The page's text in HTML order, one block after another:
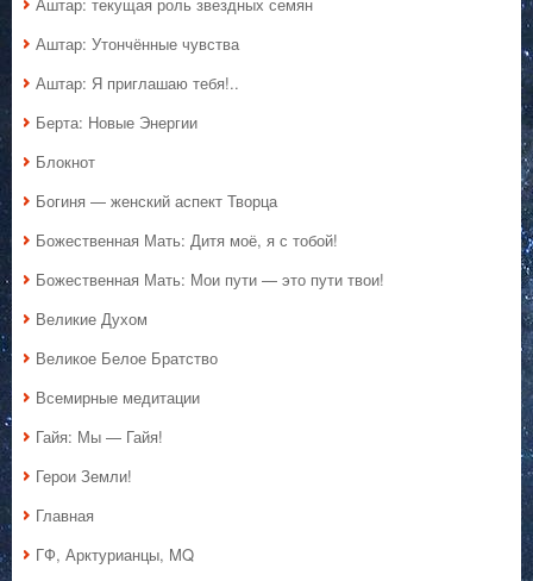
Аштар: Утончённые чувства
Аштар: Я приглашаю тебя!..
Берта: Новые Энергии
Блокнот
Богиня — женский аспект Творца
Божественная Мать: Дитя моё, я с тобой!
Божественная Мать: Мои пути — это пути твои!
Великие Духом
Великое Белое Братство
Всемирные медитации
Гайя: Мы — Гайя!
Герои Земли!
Главная
ГФ, Арктурианцы, MQ